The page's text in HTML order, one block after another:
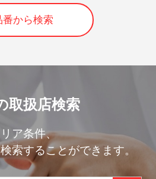
番から検索
取扱店検索
ア条件、
索することができます。